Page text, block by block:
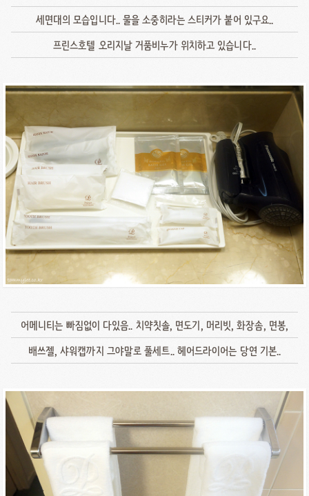
세면대의 모습입니다.. 물을 소중히라는 스티커가 붙어 있구요..
프린스호텔 오리지날 거품비누가 위치하고 있습니다..
어메니티는 빠짐없이 다있음.. 치약칫솔, 면도기, 머리빗, 화장솜, 면봉,
배쓰젤, 샤워캡까지 그야말로 풀세트.. 헤어드라이어는 당연 기본..